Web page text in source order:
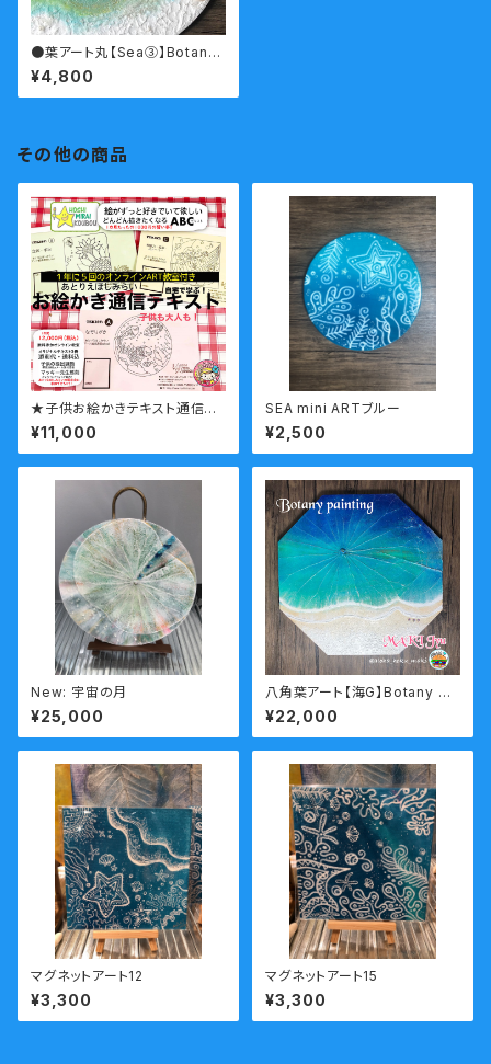
●葉アート丸【Sea③】Botany
painting
¥4,800
その他の商品
★子供お絵かきテキスト通信教
室のテキスト教材＋ご入会のペ
ージ
¥11,000
SEA mini ARTブルー
¥2,500
New: 宇宙の月
¥25,000
八角葉アート【海G】Botany pa
inting
¥22,000
マグネットアート12
¥3,300
マグネットアート15
¥3,300